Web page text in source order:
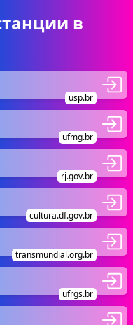
в
usp.br
ufmg.br
rj.gov.br
cultura.df.gov.br
transmundial.org.br
ufrgs.br